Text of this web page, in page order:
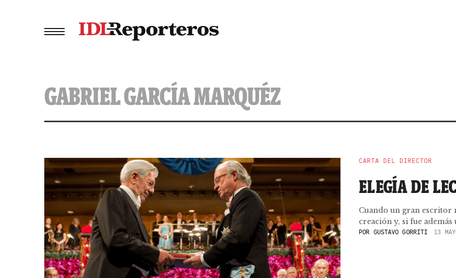
GABRIEL GARCÍA MARQUÉZ
CARTA DEL DIRECTOR
ELEGÍA DE
Cuando un gran escritor
creación y, si fue
POR GUSTAVO GORRITI 13